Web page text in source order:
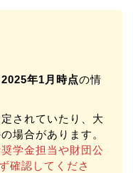
2025年1月時点の情
されていたり、大
場合があります。
学金担当や財団公
確認してくださ